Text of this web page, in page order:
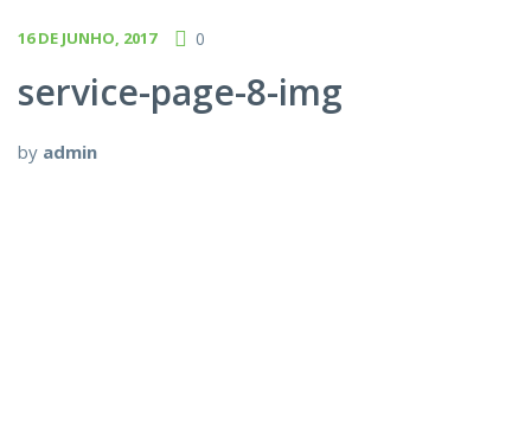
16 DE JUNHO, 2017 0
service-page-8-img
by admin